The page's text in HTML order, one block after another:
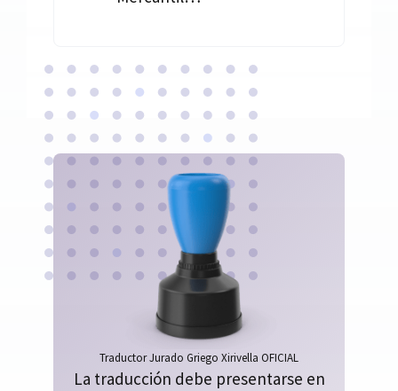
Traductor Jurado Griego Xirivella OFICIAL
La traducción debe presentarse en